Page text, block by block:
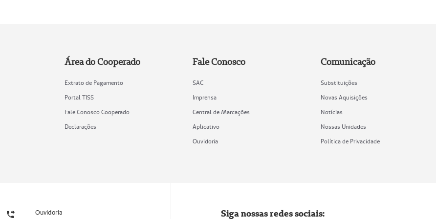
Área do Cooperado
Extrato de Pagamento
Portal TISS
Fale Conosco Cooperado
Declarações
Fale Conosco
SAC
Imprensa
Central de Marcações
Aplicativo
Ouvidoria
Comunicação
Substituições
Novas Aquisições
Notícias
Nossas Unidades
Política de Privacidade
Ouvidoria Siga nossas redes sociais: